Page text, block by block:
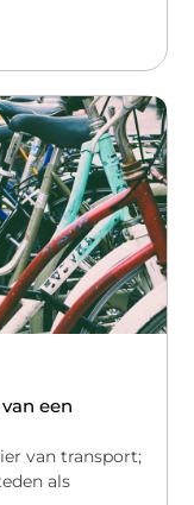
een
van transport;
als